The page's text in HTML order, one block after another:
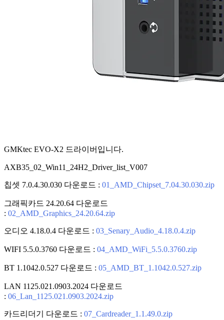
GMKtec EVO-X2 드라이버입니다.
AXB35_02_Win11_24H2_Driver_list_V007
칩셋 7.0.4.30.030 다운로드 : 01_AMD_Chipset_7.04.30.030.zip
그래픽카드 24.20.64 다운로드
: 02_AMD_Graphics_24.20.64.zip
오디오 4.18.0.4 다운로드 : 03_Senary_Audio_4.18.0.4.zip
WIFI 5.5.0.3760 다운로드 : 04_AMD_WiFi_5.5.0.3760.zip
BT 1.1042.0.527 다운로드 : 05_AMD_BT_1.1042.0.527.zip
LAN 1125.021.0903.2024 다운로드
: 06_Lan_1125.021.0903.2024.zip
카드리더기 다운로드 : 07_Cardreader_1.1.49.0.zip